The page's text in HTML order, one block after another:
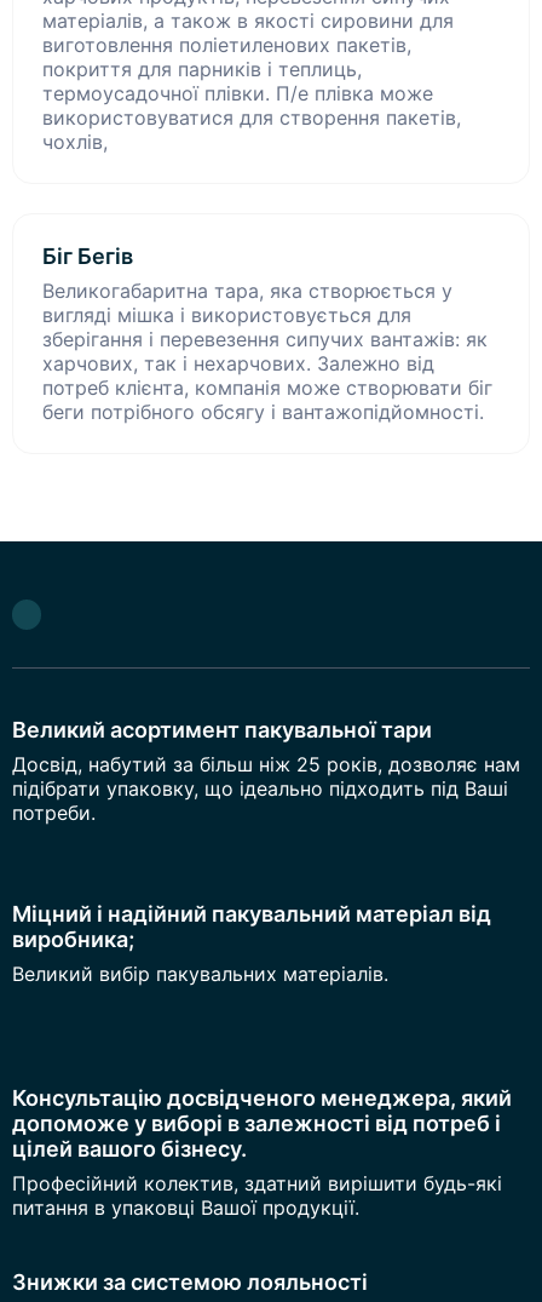
матеріалів, а також в якості сировини для
виготовлення поліетиленових пакетів,
покриття для парників і теплиць,
термоусадочної плівки. П/е плівка може
використовуватися для створення пакетів,
чохлів,
Біг Бегів
Великогабаритна тара, яка створюється у
вигляді мішка і використовується для
зберігання і перевезення сипучих вантажів: як
харчових, так і нехарчових. Залежно від
потреб клієнта, компанія може створювати біг
беги потрібного обсягу і вантажопідйомності.
Великий асортимент пакувальної тари
Досвід, набутий за більш ніж 25 років, дозволяє нам
підібрати упаковку, що ідеально підходить під Ваші
потреби.
Міцний і надійний пакувальний матеріал від
виробника;
Великий вибір пакувальних матеріалів.
Консультацію досвідченого менеджера, який
допоможе у виборі в залежності від потреб і
цілей вашого бізнесу.
Професійний колектив, здатний вирішити будь-які
питання в упаковці Вашої продукції.
Знижки за системою лояльності